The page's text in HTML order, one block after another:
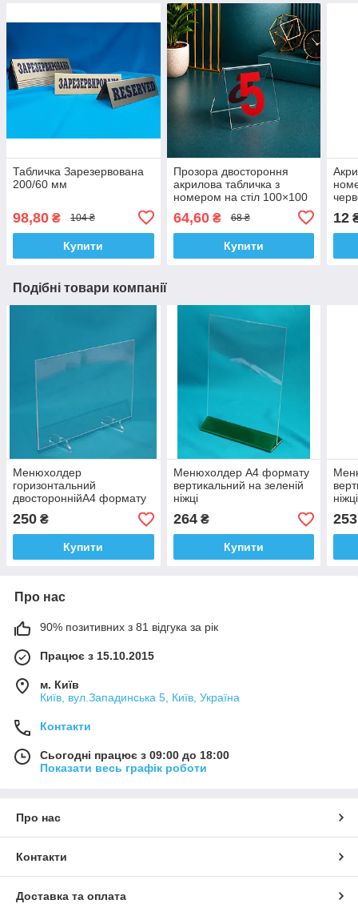
Табличка Зарезервована
200/60 мм
98,80 ₴ 104 ₴
Купити
Прозора двостороння
акрилова табличка з
номером на стіл 100×100
64,60₴ 68 ₴
Купити
12
Подібні товари компанії
Менюхолдер
горизонтальний
двостороннійА4 формату
250 ₴
Купити
Менюхолдер А4 формату
вертикальний на зеленій
ніжці
264₴
Купити
ніжці
253
Про нас
90% позитивних з 81 відгука за рік
Працює з 15.10.2015
м. Київ
Київ, вул.Западинська 5, Київ, Україна
Контакти
Сьогодні працює з 09:00 до 18:00
Показати весь графік роботи
Про нас
Контакти
Доставка та оплата